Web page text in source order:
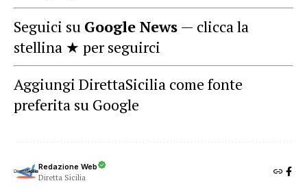
Seguici su Google News — clicca la
stellina ★ per seguirci
Aggiungi DirettaSicilia come fonte
preferita su Google
Redazione Web
Diretta Sicilia